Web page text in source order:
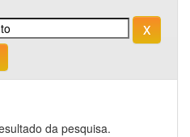
da pesquisa.